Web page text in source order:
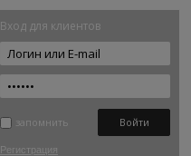
Вход для клиентов
запомнить
Регистрация